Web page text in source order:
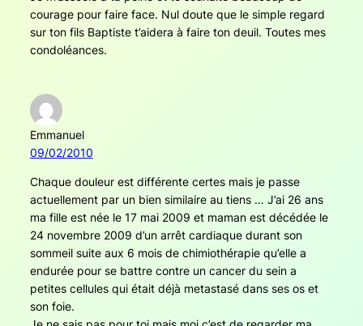
courage pour faire face. Nul doute que le simple regard
sur ton fils Baptiste t’aidera à faire ton deuil. Toutes mes
condoléances.
Emmanuel
09/02/2010
Chaque douleur est différente certes mais je passe
actuellement par un bien similaire au tiens … J’ai 26 ans
ma fille est née le 17 mai 2009 et maman est décédée le
24 novembre 2009 d’un arrêt cardiaque durant son
sommeil suite aux 6 mois de chimiothérapie qu’elle a
endurée pour se battre contre un cancer du sein a
petites cellules qui était déjà metastasé dans ses os et
son foie.